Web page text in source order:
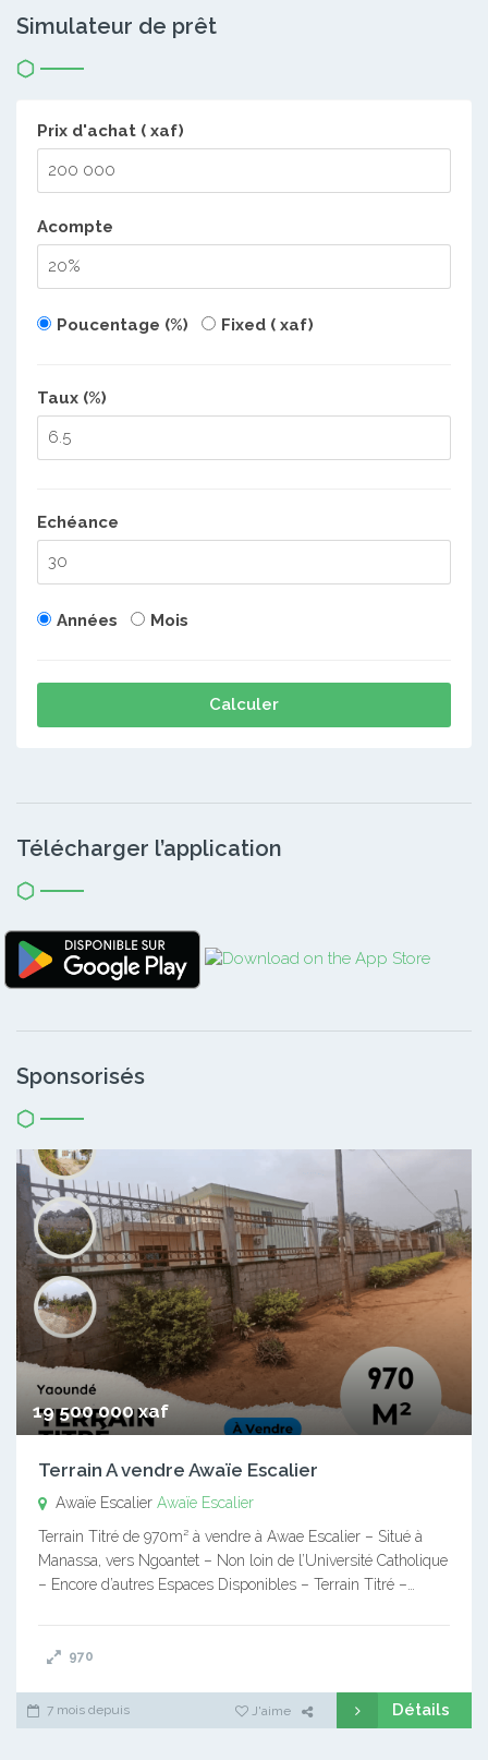
Simulateur de prêt
Prix d'achat ( xaf)
Acompte
Poucentage (%) Fixed ( xaf)
Taux (%)
Echéance
Années Mois
Calculer
Télécharger l’application
Sponsorisés
19 500 000 xaf
Terrain A vendre Awaïe Escalier
Awaïe Escalier Awaïe Escalier
Terrain Titré de 970m² à vendre à Awae Escalier – Situé à
Manassa, vers Ngoantet – Non loin de l’Université Catholique
– Encore d’autres Espaces Disponibles – Terrain Titré –…
970
7 mois depuis J'aime Détails